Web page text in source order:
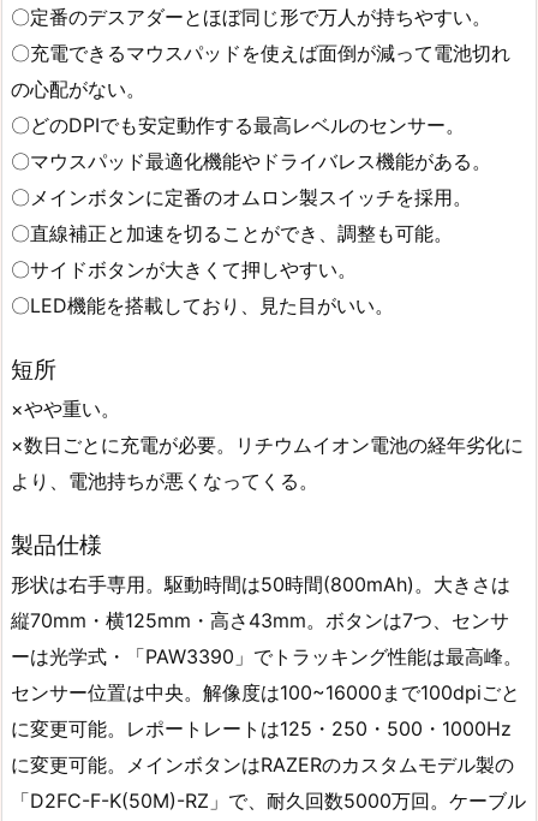
〇定番のデスアダーとほぼ同じ形で万人が持ちやすい。
〇充電できるマウスパッドを使えば面倒が減って電池切れ
の心配がない。
〇どのDPIでも安定動作する最高レベルのセンサー。
〇マウスパッド最適化機能やドライバレス機能がある。
〇メインボタンに定番のオムロン製スイッチを採用。
〇直線補正と加速を切ることができ、調整も可能。
〇サイドボタンが大きくて押しやすい。
〇LED機能を搭載しており、見た目がいい。
短所
×やや重い。
×数日ごとに充電が必要。リチウムイオン電池の経年劣化に
より、電池持ちが悪くなってくる。
製品仕様
形状は右手専用。駆動時間は50時間(800mAh)。大きさは
縦70mm・横125mm・高さ43mm。ボタンは7つ、センサ
ーは光学式・「PAW3390」でトラッキング性能は最高峰。
センサー位置は中央。解像度は100~16000まで100dpiごと
に変更可能。レポートレートは125・250・500・1000Hz
に変更可能。メインボタンはRAZERのカスタムモデル製の
「D2FC-F-K(50M)-RZ」で、耐久回数5000万回。ケーブル